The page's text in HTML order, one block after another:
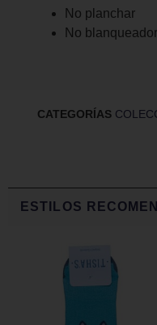
No planchar
No blanqueador
CATEGORÍAS
ESTILOS